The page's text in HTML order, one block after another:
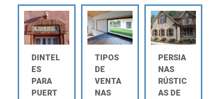
DINTEL
ES
PARA
PUERT
TIPOS
DE
VENTA
NAS
PERSIA
NAS
RÚSTIC
AS DE